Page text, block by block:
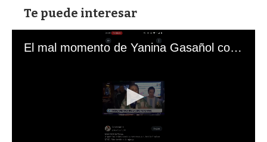
Te puede interesar
El mal momento de Yanina Gasañol con un hincha argentino en "Subrayado"